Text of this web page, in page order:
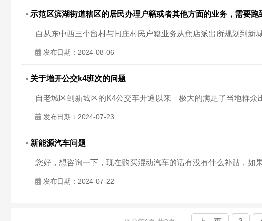
示范区滨湖街道辖区的居民办理户籍或者其他方面的业务，需要跑
发布日期：2024-08-06
关于增开公交k4班次的问题
发布日期：2024-07-23
新能源汽车问题
您好，想咨询一下，现在购买混动汽车的话有没有什么补贴，如
发布日期：2024-07-22